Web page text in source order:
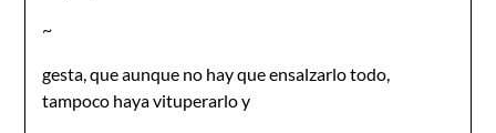
~
gesta, que aunque no hay que ensalzarlo todo,
tampoco haya vituperarlo y